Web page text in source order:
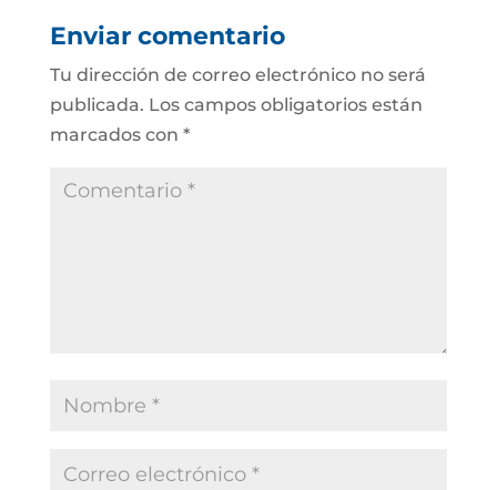
Enviar comentario
Tu dirección de correo electrónico no será
publicada. Los campos obligatorios están
marcados con *